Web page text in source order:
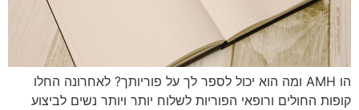
הו AMH ומה הוא יכול לספר לך על פוריותך? לאחרונה החלו
קופות החולים ורופאי הפוריות לשלוח יותר ויותר נשים לביצוע